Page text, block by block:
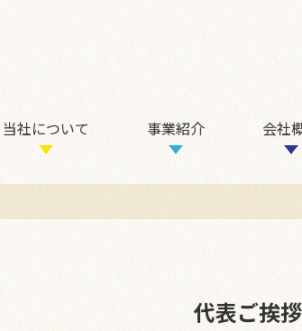
当社について 事業紹介 会社
代表ご挨拶